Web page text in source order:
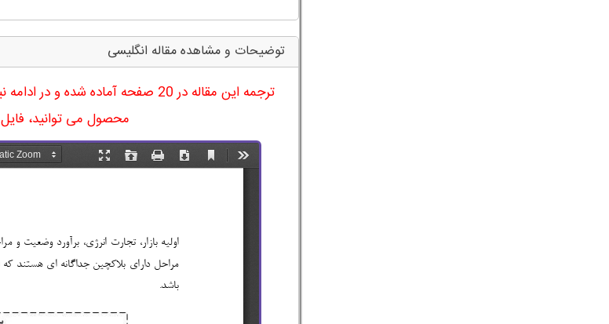
توضیحات و مشاهده مقاله انگلیسی
محصول می توانید، فایل WORD و PDF آن را دریافت نمایید.